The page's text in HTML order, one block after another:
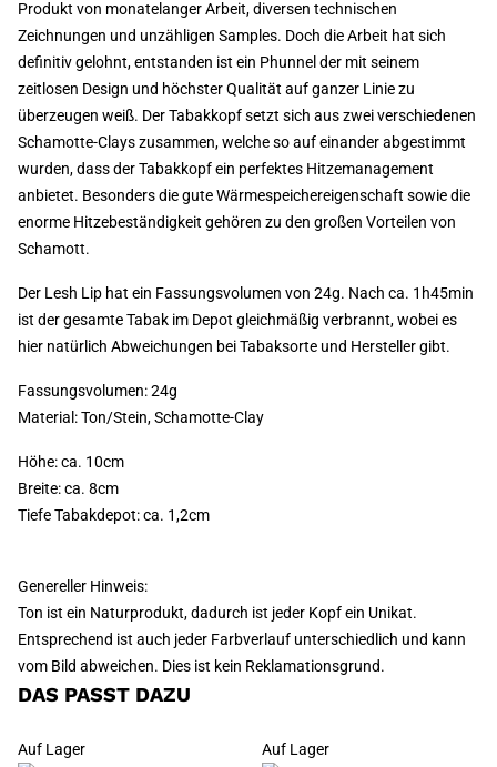
Produkt von monatelanger Arbeit, diversen technischen
Zeichnungen und unzähligen Samples. Doch die Arbeit hat sich
definitiv gelohnt, entstanden ist ein Phunnel der mit seinem
zeitlosen Design und höchster Qualität auf ganzer Linie zu
überzeugen weiß. Der Tabakkopf setzt sich aus zwei verschiedenen
Schamotte-Clays zusammen, welche so auf einander abgestimmt
wurden, dass der Tabakkopf ein perfektes Hitzemanagement
anbietet. Besonders die gute Wärmespeichereigenschaft sowie die
enorme Hitzebeständigkeit gehören zu den großen Vorteilen von
Schamott.
Der Lesh Lip hat ein Fassungsvolumen von 24g. Nach ca. 1h45min
ist der gesamte Tabak im Depot gleichmäßig verbrannt, wobei es
hier natürlich Abweichungen bei Tabaksorte und Hersteller gibt.
Fassungsvolumen: 24g
Material: Ton/Stein, Schamotte-Clay
Höhe: ca. 10cm
Breite: ca. 8cm
Tiefe Tabakdepot: ca. 1,2cm
Genereller Hinweis:
Ton ist ein Naturprodukt, dadurch ist jeder Kopf ein Unikat.
Entsprechend ist auch jeder Farbverlauf unterschiedlich und kann
vom Bild abweichen. Dies ist kein Reklamationsgrund.
DAS PASST DAZU
Auf Lager Auf Lager